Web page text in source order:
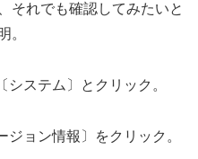
それでも確認してみたいと
。
ステム〕とクリック。
ョン情報〕をクリック。